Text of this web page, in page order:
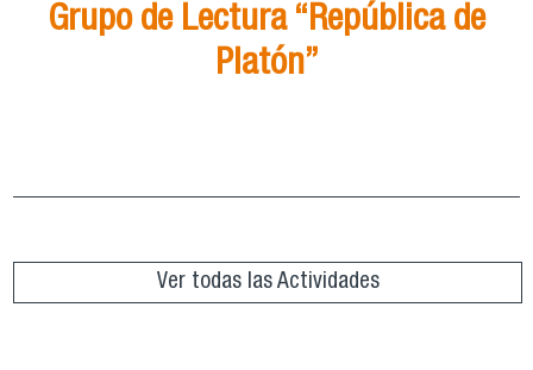
Grupo de Lectura “República de
Platón”
Ver todas las Actividades